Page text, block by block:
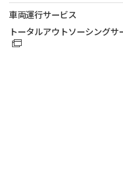
車両運行サービス
トータルアウトソーシングサ